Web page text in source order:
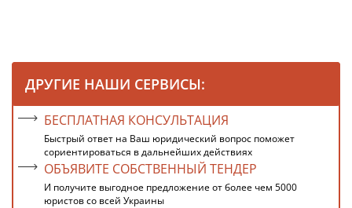
ДРУГИЕ НАШИ СЕРВИСЫ:
БЕСПЛАТНАЯ КОНСУЛЬТАЦИЯ
Быстрый ответ на Ваш юридический вопрос поможет
сориентироваться в дальнейших действиях
ОБЪЯВИТЕ СОБСТВЕННЫЙ ТЕНДЕР
И получите выгодное предложение от более чем 5000
юристов со всей Украины